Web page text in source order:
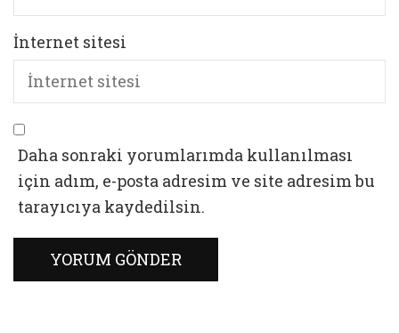
İnternet sitesi
Daha sonraki yorumlarımda kullanılması
için adım, e-posta adresim ve site adresim bu
tarayıcıya kaydedilsin.